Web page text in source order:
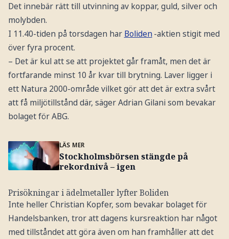
Det innebär rätt till utvinning av koppar, guld, silver och
molybden.
I 11.40-tiden på torsdagen har Boliden -aktien stigit med
över fyra procent.
– Det är kul att se att projektet går framåt, men det är
fortfarande minst 10 år kvar till brytning. Laver ligger i
ett Natura 2000-område vilket gör att det är extra svårt
att få miljötillstånd där, säger Adrian Gilani som bevakar
bolaget för ABG.
LÄS MER
Stockholmsbörsen stängde på
rekordnivå – igen
Prisökningar i ädelmetaller lyfter Boliden
Inte heller Christian Kopfer, som bevakar bolaget för
Handelsbanken, tror att dagens kursreaktion har något
med tillståndet att göra även om han framhåller att det